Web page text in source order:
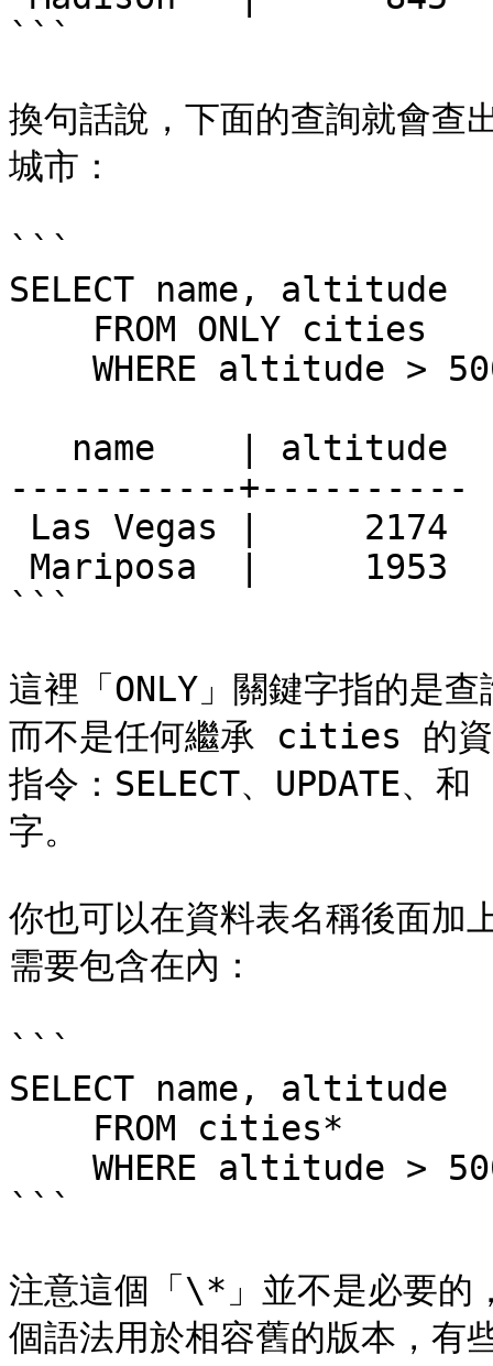
```
換句話說，下面的查詢就會
城市：
```
SELECT name, altitude
-----------+----------
```
這裡「ONLY」關鍵字指的
而不是任何繼承 cities 的資
指令：SELECT、UPDATE、
字。
你也可以在資料表名稱後面
需要包含在內：
```
SELECT name, altitude
```
注意這個「\*」並不是必要的
個語法用於相容舊的版本，有